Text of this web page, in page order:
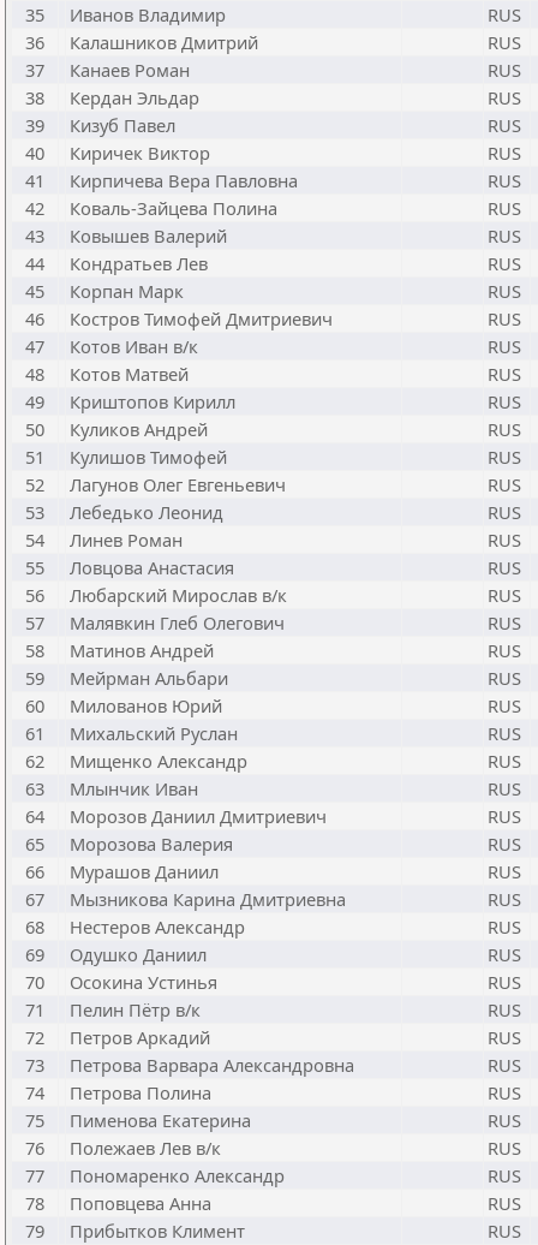
35
Иванов Владимир
RUS
36
Калашников Дмитрий
RUS
37
Канаев Роман
RUS
38
Кердан Эльдар
RUS
39
Кизуб Павел
RUS
40
Киричек Виктор
RUS
41
Кирпичева Вера Павловна
RUS
42
Коваль-Зайцева Полина
RUS
43
Ковышев Валерий
RUS
44
Кондратьев Лев
RUS
45
Корпан Марк
RUS
46
Костров Тимофей Дмитриевич
RUS
47
Котов Иван в/к
RUS
48
Котов Матвей
RUS
49
Криштопов Кирилл
RUS
50
Куликов Андрей
RUS
51
Кулишов Тимофей
RUS
52
Лагунов Олег Евгеньевич
RUS
53
Лебедько Леонид
RUS
54
Линев Роман
RUS
55
Ловцова Анастасия
RUS
56
Любарский Мирослав в/к
RUS
57
Малявкин Глеб Олегович
RUS
58
Матинов Андрей
RUS
59
Мейрман Альбари
RUS
60
Милованов Юрий
RUS
61
Михальский Руслан
RUS
62
Мищенко Александр
RUS
63
Млынчик Иван
RUS
64
Морозов Даниил Дмитриевич
RUS
65
Морозова Валерия
RUS
66
Мурашов Даниил
RUS
67
Мызникова Карина Дмитриевна
RUS
68
Нестеров Александр
RUS
69
Одушко Даниил
RUS
70
Осокина Устинья
RUS
71
Пелин Пётр в/к
RUS
72
Петров Аркадий
RUS
73
Петрова Варвара Александровна
RUS
74
Петрова Полина
RUS
75
Пименова Екатерина
RUS
76
Полежаев Лев в/к
RUS
77
Пономаренко Александр
RUS
78
Поповцева Анна
RUS
79
Прибытков Климент
RUS